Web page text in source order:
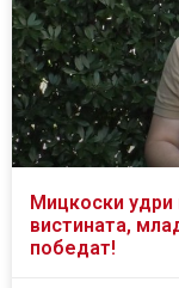
Мицкоски удри
вистината,
победат!